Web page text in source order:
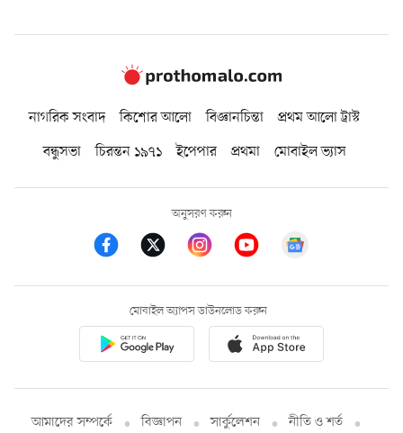
নাগরিক সংবাদ কিশোর আলো বিজ্ঞানচিন্তা
প্রথম আলো ট্রাস্ট
বন্ধুসভা
চিরন্তন ১৯৭১ ইপেপার প্রথমা মোবাইল ভ্যাস
অনুসরণ করুন
মোবাইল অ্যাপস ডাউনলোড করুন
আমাদের সম্পর্কে বিজ্ঞাপন সার্কুলেশন নীতি ও শর্ত